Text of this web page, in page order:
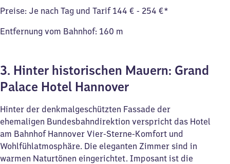
Preise: Je nach Tag und Tarif 144 € - 254 €*
Entfernung vom Bahnhof: 160 m
3. Hinter historischen Mauern: Grand
Palace Hotel Hannover
Hinter der denkmalgeschützten Fassade der
ehemaligen Bundesbahndirektion verspricht das Hotel
am Bahnhof Hannover Vier-Sterne-Komfort und
Wohlfühlatmosphäre. Die eleganten Zimmer sind in
warmen Naturtönen eingerichtet. Imposant ist die